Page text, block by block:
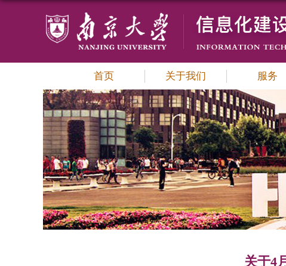
首页 关于我们 服务
关于4